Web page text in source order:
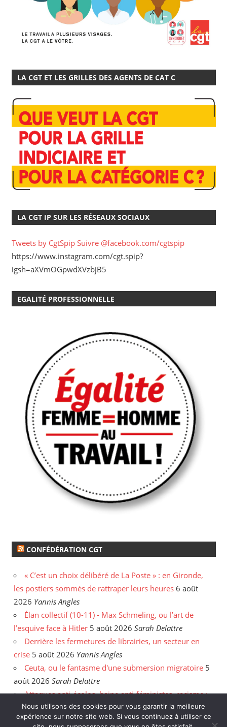
LA CGT ET LES GRILLES DES AGENTS DE CAT C
LA CGT IP SUR LES RÉSEAUX SOCIAUX
Tweets by CgtSpip Suivre @facebook.com/cgtspip
https://www.instagram.com/cgt.spip?
igsh=aXVmOGpwdXVzbjB5
EGALITÉ PROFESSIONNELLE
CONFÉDÉRATION CGT
« C’est un choix délibéré de La Poste » : en Gironde,
les postiers sommés de rattraper leurs heures 6 août
2026 Yannis Angles
Élan collectif (10-11) - Max Schmeling, ou l’art de
l’esquive face à Hitler 5 août 2026 Sarah Delattre
Derrière les fermetures de librairies, un secteur en
crise 5 août 2026 Yannis Angles
Ceuta, ou le fantasme d'une submersion migratoire 5
août 2026 Sarah Delattre
Attaques anti-écolos, haine anti-féministes, racisme :
face aux incendies, les délires de l'extrême droite 31
juillet 2026 Enzo Hanart
Nous utilisons des cookies pour vous garantir la meilleure
expérience sur notre site web. Si vous continuez à utiliser ce